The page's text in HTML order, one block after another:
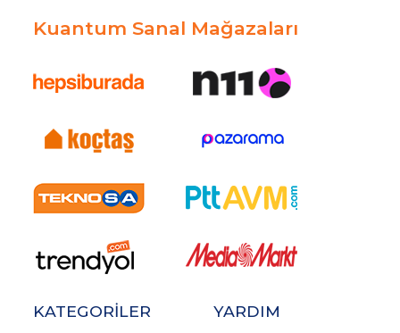
Kuantum Sanal Mağazaları
KATEGORİLER YARDIM